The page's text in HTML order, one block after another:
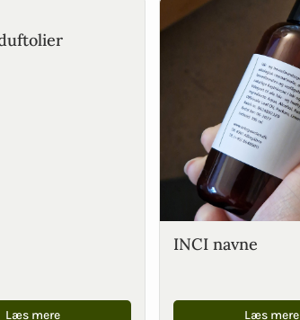
Læs mere
INCI navne
Læs mere